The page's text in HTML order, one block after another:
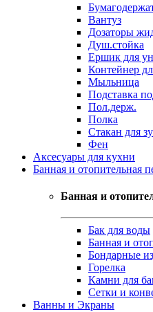
Вантуз
Дозаторы
Душ.стойка
Ершик для
Контейнер
Мыльница
Подставка
Пол.держ.
Полка
Стакан для
Фен
Аксесуары для кухни
Банная и отопительная
Банная и
Бак для воды
Банная и
Бондарные
Горелка
Камни для
Сетки и
Ванны и Экраны